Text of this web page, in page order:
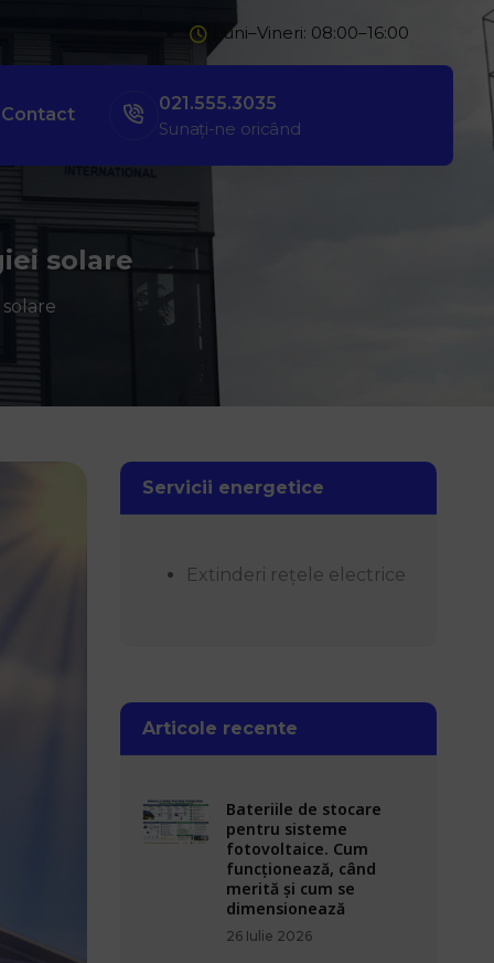
Luni–Vineri: 08:00–16:00
Contact
Sunați-ne oricând
021.555.3035
solare
Servicii energetice
Extinderi rețele electrice
Articole recente
Bateriile de stocare
pentru sisteme
fotovoltaice. Cum
funcționează, când
merită și cum se
dimensionează
26 Iulie 2026